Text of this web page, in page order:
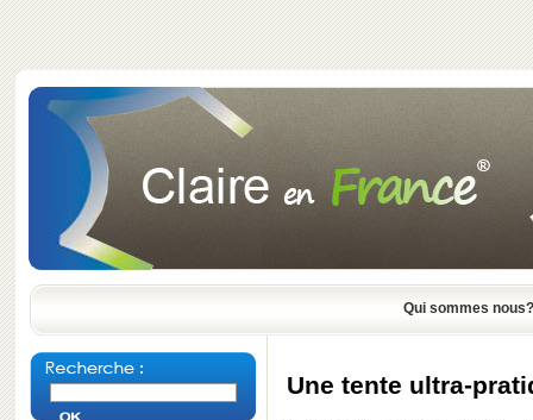
Qui sommes nous?
Une tente ultra-